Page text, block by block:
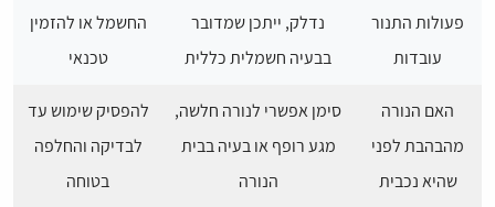
פעולות התנור
עובדות
נדלק, ייתכן שמדובר
בבעיה חשמלית כללית
החשמל או להזמין
טכנאי
האם הנורה
מהבהבת לפני
שהיא נכבית
סימן אפשרי לנורה חלשה,
מגע רופף או בעיה בבית
הנורה
להפסיק שימוש עד
לבדיקה והחלפה
בטוחה